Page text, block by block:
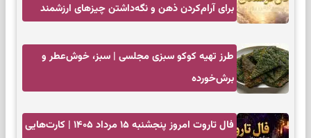
برای آرام‌کردن ذهن و نگه‌داشتن چیزهای ارزشمند
طرز تهیه کوکو سبزی مجلسی | سبز، خوش‌عطر و
برش‌خورده
فال تاروت امروز پنجشنبه ۱۵ مرداد ۱۴۰۵ | کارت‌هایی